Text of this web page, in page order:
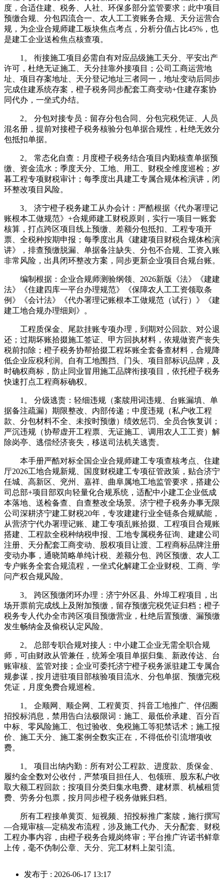
度，合适住建、税务、人社、环保多部分监管要求；此中项目
预缴合规、分包四流合一、农人工工资账务合规、天分运营合
规，为企业合规师建工板块焦点考点，分析分值占比45%，也
是建工企业送检焦点核查项。
1。 衔接施工项目必需自有对应品级施工天分、平安出产
许可，杜绝无证施工、天分挂靠外接项目；公司工商运营地
址、项目存案地址、天分登记地址三者同一，地址变动后同步
完成住建系统存案，橙子税务同步配套工商变动+住建存案协
同代办，一坐式办结。
2。 分包对接专员：留存分包合同、分包完税凭证、人员
混名册，提前对接橙子税务核验分包单据合规性，杜绝无效分
包抵扣单据。
2。 常态化自查：月度橙子税务结合项目内勤核查单据预
缴、资金流水；季度天分、工地、用工、财税全维度巡检；岁
暮工程专项财税审计；每季度出具建工专属合规体检演讲，闭
环整改项目风险。
3。 济宁橙子税务建工从办会计：严酷根据《代办署理记
账根本工做规范》+合规师建工财税原则，实行一项目一账套
核算，打点跨区项目线上预缴、差额分包抵扣、工程专项开
票、全税种按期申报；每季度出具《建建项目财税合规体检演
讲》，排查预缴脱漏、单据备注缺失、分包不合规、工资入账
非常风险，出具闭环整改方案，同步更新企业项目合规台账。
编制根据：企业合规师测验纲领、2026新版《法》《建建
法》《住建四库一平台办理规范》《保障农人工工资领取条
例》《会计法》《代办署理记账根本工做规范（试行）》《建
建工地合规办理细则》。
工程质保金、尾款挂账专项办理，到期对公回款、对公退
还；过期坏账拾掇施工签证、甲方回执材料，依规做资产丧失
税前扣除；橙子税务协帮拾掇工程坏账全套备查材料，合规降
低企业应税利润。自有工地围挡、门头、项目部标识品牌，及
时确权商标，防止同业冒用施工品牌衔接项目，依托橙子税务
快速打点工程商标确权。
1。 分级逃责：轻细违规（案牍用词违规、台账漏填、单
据备注疏漏）期限整改、内部传递；中度违规（私户收工程
款、分包材料不全、未按时预缴）绩效惩罚、全员合恢复训；
严沉违规（协帮虚开工程票、无证施工、调用农人工工资）解
除岗亭、逃偿经济丧失，移送司法机关逃责。
本手册严酷对标全国企业合规师建工专项查核考点、住建
厅2026工地合规新规、国度财税建工专项征管政策，贴合济宁
任城、高新区、兖州、嘉祥、曲阜属地工地监管要求，搭建公
司总部+项目部双向轻量化合规系统，适配中小建工企业低成
本落地、送检备查、自查整改全场景。济宁橙子税务办事无限
公司深耕济宁建工财税20年，专攻建建行业全链条合规赋能，
从营济宁代办署理记账、建工专项乱账拾掇、工程项目合规账
搭建、工程款全税种纳税申报、工地专属税务征询、建建公司
注册、天分配套工商变动、股权项目让渡、工程商标品牌注册
变动办事，通晓简略单纯计税、差额分包、跨区预缴、农人工
专户账务全套合规流程，一坐式化解建工企业财税、工商、学
问产权合规风险。
3。 跨区预缴闭环办理：济宁外区县、外埠工程项目，出
场开票前完成线上及附加预缴，留存预缴完税凭证归档；橙子
税务专人代办全市跨区项目预缴营业，杜绝后置预缴、漏预缴
发生畅纳金及偷税认定风险。
2。 总部专职合规对接人：中小建工企业无需全职合规
师，可由财政从管兼任，统筹全项目单据归集、新政传达、台
账审核、监管对接；企业可委托济宁橙子税务派驻建工专属合
规参谋，按月进驻项目部核验项目流水、分包单据、预缴完税
凭证，月度免费合规巡检。
1。 企顺网、顺企网、工程黄页、抖音工地推广、伴侣圈
招投标消息，禁用告白法极限词：施工、最低价承建、百分百
中标、零风险施工、包过验收、免税施工等犯禁话术；施工报
价、施工天分、施工案例全数实正在，不得低价引流增项收
费。
1。 项目出纳内勤：所有对公工程款、进度款、质保金、
履约金全数对公收付，严禁项目担任人、包领班、股东私户收
取大额工程回款；按项目分类归集水电费、建材票、机械租赁
费、劳务分包票，按月同步橙子税务做账归档。
所有工程接单黄页、短视频、招投标推广案牍，施行撰写
—合规审核—定稿发布流程，涉及施工代办、天分配套、财税
工程办事内容，由橙子税务合规岗终审；平台推广许诺书鲜章
上传，毫不伪制公章、天分、完工材料上架引流。
发布于 : 2026-06-17 13:17